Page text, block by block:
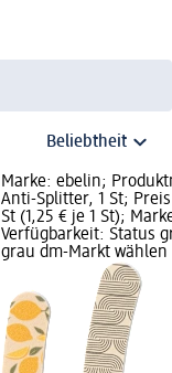
Marke: ebelin;
Anti-Splitter, 1 St;
St (1,25 € je 1 St);
Verfügbarkeit: Status
grau dm-Markt wählen